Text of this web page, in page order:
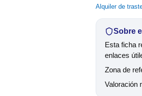
Alquiler de
Sobre
Esta ficha
enlaces
Zona de
Valoración